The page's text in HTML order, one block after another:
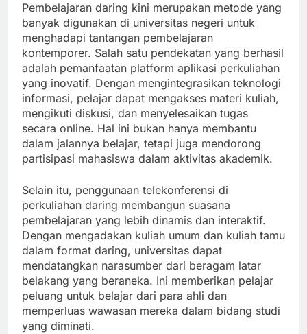
Pembelajaran daring kini merupakan metode yang
banyak digunakan di universitas negeri untuk
menghadapi tantangan pembelajaran
kontemporer. Salah satu pendekatan yang berhasil
adalah pemanfaatan platform aplikasi perkuliahan
yang inovatif. Dengan mengintegrasikan teknologi
informasi, pelajar dapat mengakses materi kuliah,
mengikuti diskusi, dan menyelesaikan tugas
secara online. Hal ini bukan hanya membantu
dalam jalannya belajar, tetapi juga mendorong
partisipasi mahasiswa dalam aktivitas akademik.
Selain itu, penggunaan telekonferensi di
perkuliahan daring membangun suasana
pembelajaran yang lebih dinamis dan interaktif.
Dengan mengadakan kuliah umum dan kuliah tamu
dalam format daring, universitas dapat
mendatangkan narasumber dari beragam latar
belakang yang beraneka. Ini memberikan pelajar
peluang untuk belajar dari para ahli dan
memperluas wawasan mereka dalam bidang studi
yang diminati.